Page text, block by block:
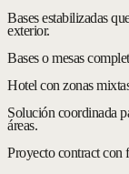
Bases estabilizadas
exterior.
Bases o mesas
Hotel con zonas
Solución coordinada
áreas.
Proyecto contract con